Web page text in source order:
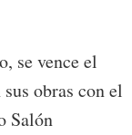
se vence el
obras con el
Salón